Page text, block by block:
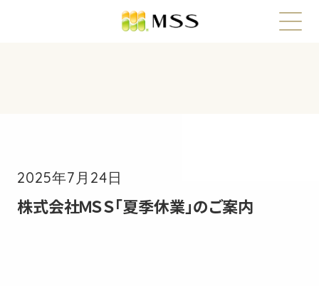
2025年7月24日
株式会社ＭＳＳ「夏季休業」のご案内